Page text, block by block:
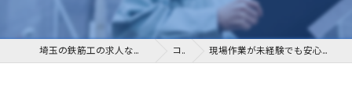
埼玉の鉄筋工の求人なら株式会社クライム・サクシード コラム 現場作業が未経験でも安心してOKな埼玉県三郷市の働き方ガイド